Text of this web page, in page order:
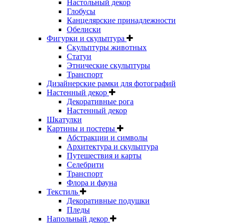
Настольный декор
Глобусы
Канцелярские принадлежности
Обелиски
Фигурки и скульптура
Скульптуры животных
Статуи
Этнические скульптуры
Транспорт
Дизайнерские рамки для фотографий
Настенный декор
Декоративные рога
Настенный декор
Шкатулки
Картины и постеры
Абстракции и символы
Архитектура и скульптура
Путешествия и карты
Селебрити
Транспорт
Флора и фауна
Текстиль
Декоративные подушки
Пледы
Напольный декор